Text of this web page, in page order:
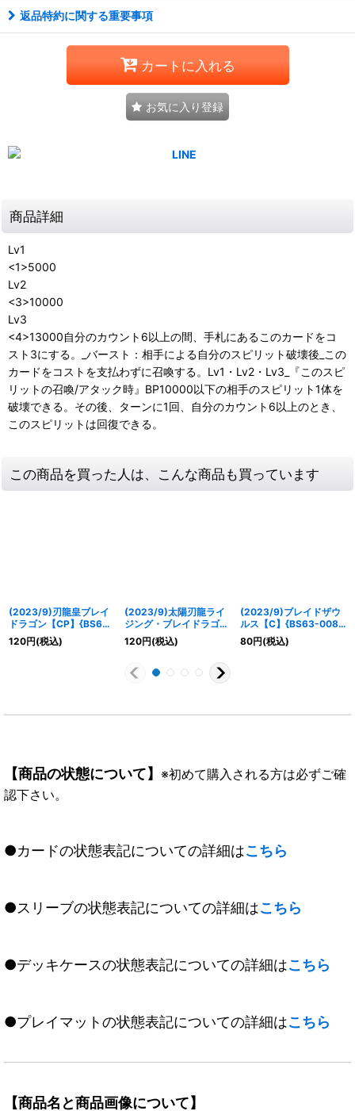
返品特約に関する重要事項
カートに入れる
お気に入り登録
商品詳細
Lv1
<1>5000
Lv2
<3>10000
Lv3
<4>13000自分のカウント6以上の間、手札にあるこのカードをコ
スト3にする。_バースト：相手による自分のスピリット破壊後_この
カードをコストを支払わずに召喚する。Lv1・Lv2・Lv3_『このスピ
リットの召喚/アタック時』BP10000以下の相手のスピリット1体を
破壊できる。その後、ターンに1回、自分のカウント6以上のとき、
このスピリットは回復できる。
この商品を買った人は、こんな商品も買っています
(2023/9)刃龍皇ブレイ
ドラゴン【CP】{BS63-
CP02}《赤》
120円(税込)
(2023/9)太陽刃龍ライ
ジング・ブレイドラゴン
【CP】{BS63-CP03}
《赤》
120円(税込)
(2023/9)ブレイドザウ
ルス【C】{BS63-008}
《赤》
80円(税込)
【商品の状態について】 ※初めて購入される方は必ずご確
認下さい。
●カードの状態表記についての詳細はこちら
●スリーブの状態表記についての詳細はこちら
●デッキケースの状態表記についての詳細はこちら
●プレイマットの状態表記についての詳細はこちら
【商品名と商品画像について】